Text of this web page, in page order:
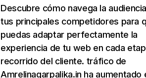
Descubre cómo navega la
tus principales competidores para
puedas adaptar perfectamente la
experiencia de tu web en cada
recorrido del cliente. tráfico de
Amrelinagarpalika.in ha aumentado